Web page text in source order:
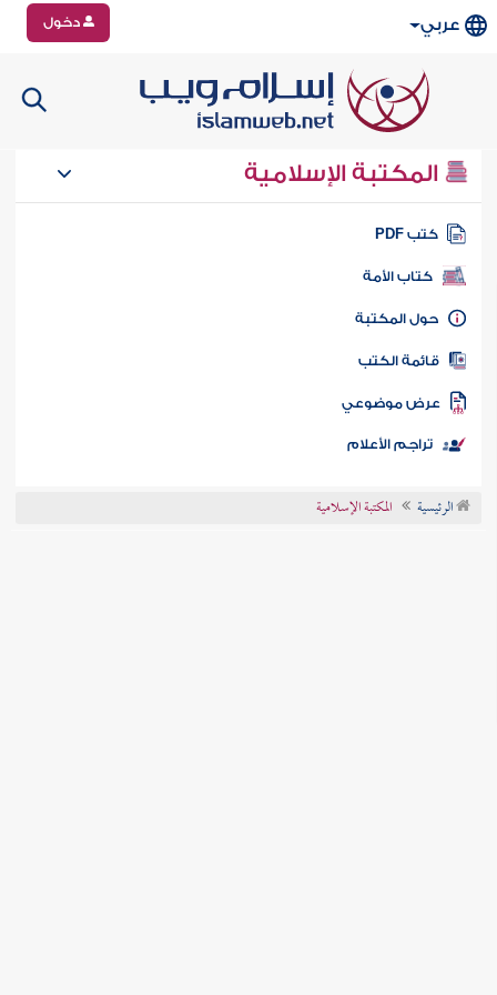
عربي دخول
المكتبة الإسلامية
كتب PDF
كتاب الأمة
المكتبة
الكتب
موضوعي
تراجم الأعلام
الرئيسية المكتبة الإسلامية